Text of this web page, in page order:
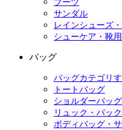
ブーツ
サンダル
レインシューズ
シューケア・靴
バッグ
バッグカテゴリ
トートバッグ
ショルダーバッグ
リュック・バッ
ボディバッグ・